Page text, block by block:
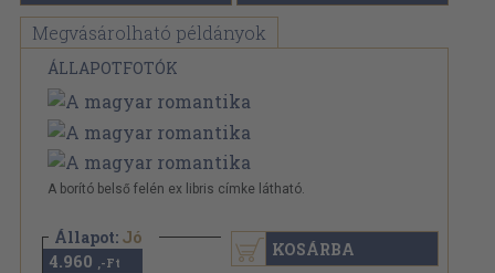
Megvásárolható példányok
ÁLLAPOTFOTÓK
A borító belső felén ex libris címke látható.
Állapot: Jó
4.960 ,-Ft
KOSÁRBA